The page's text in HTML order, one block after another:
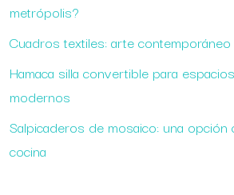
metrópolis?
Cuadros textiles: arte
Hamaca silla convertible para
modernos
Salpicaderos de mosaico: una opción
cocina